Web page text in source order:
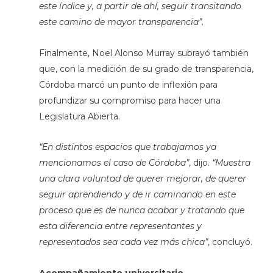
este índice y, a partir de ahí, seguir transitando
este camino de mayor transparencia”.
Finalmente, Noel Alonso Murray subrayó también
que, con la medición de su grado de transparencia,
Córdoba marcó un punto de inflexión para
profundizar su compromiso para hacer una
Legislatura Abierta.
“En distintos espacios que trabajamos ya
mencionamos el caso de Córdoba”, dijo. “Muestra
una clara voluntad de querer mejorar, de querer
seguir aprendiendo y de ir caminando en este
proceso que es de nunca acabar y tratando que
esta diferencia entre representantes y
representados sea cada vez más chica”, concluyó.